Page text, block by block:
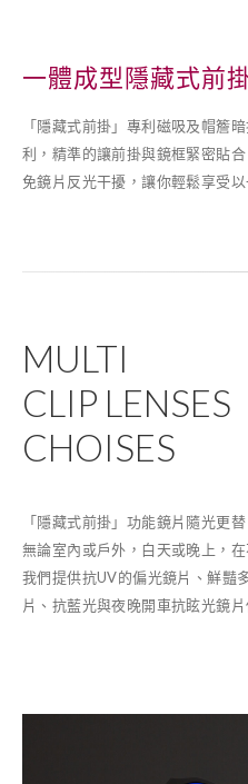
一體成型隱藏式前
「隱藏式前掛」專利磁吸及帽簷
利，精準的讓前掛與鏡框緊密貼
免鏡片反光干擾，讓你輕鬆享受
MULTI
CLIP LENSES
CHOISES
「隱藏式前掛」功能鏡片隨光更替
無論室內或戶外，白天或晚上，
我們提供抗UV的偏光鏡片、鮮豔
片、抗藍光與夜晚開車抗眩光鏡